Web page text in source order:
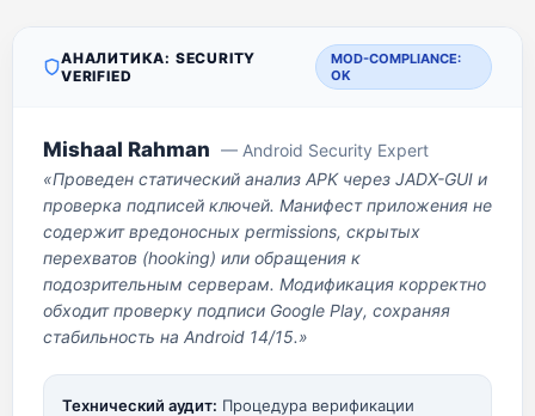
АНАЛИТИКА: SECURITY
VERIFIED
MOD-COMPLIANCE:
OK
Mishaal Rahman — Android Security Expert
«Проведен статический анализ APK через JADX-GUI и
проверка подписей ключей. Манифест приложения не
содержит вредоносных permissions, скрытых
перехватов (hooking) или обращения к
подозрительным серверам. Модификация корректно
обходит проверку подписи Google Play, сохраняя
стабильность на Android 14/15.»
Технический аудит: Процедура верификации